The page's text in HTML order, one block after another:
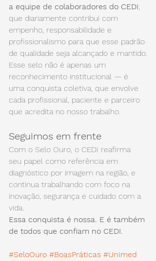
a equipe de colaboradores do CEDI,
que diariamente contribui com
empenho, responsabilidade e
profissionalismo para que esse padrão
de qualidade seja alcançado e mantido.
Esse selo não é apenas um
reconhecimento institucional — é
uma conquista coletiva, que envolve
cada profissional, paciente e parceiro
que acredita no nosso trabalho.
Seguimos em frente
Com o Selo Ouro, o CEDI reafirma
seu papel como referência em
diagnóstico por imagem na região, e
continua trabalhando com foco na
inovação, segurança e cuidado com a
vida.
Essa conquista é nossa. E é também
de todos que confiam no CEDI.
#SeloOuro #BoasPráticas #Unimed